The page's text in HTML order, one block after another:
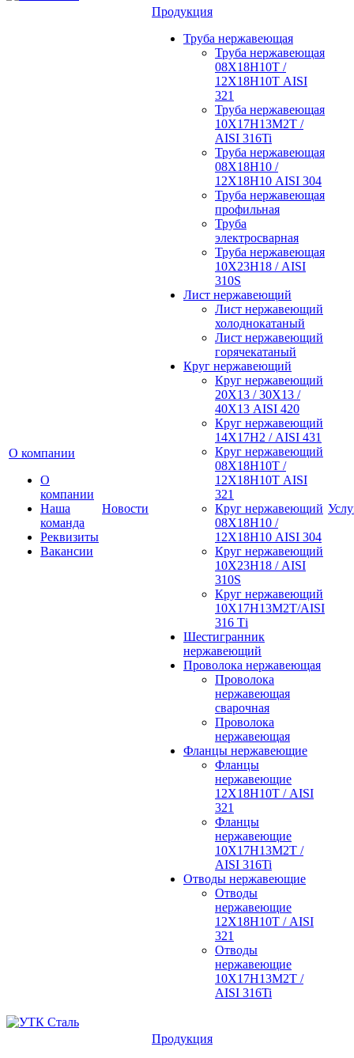
О компании
О
компании
Наша
команда
Реквизиты
Вакансии
Новости
Продукция
Труба нержавеющая
Труба нержавеющая
08Х18Н10Т /
12Х18Н10Т AISI
321
Труба нержавеющая
10Х17Н13М2Т /
AISI 316Ti
Труба нержавеющая
08Х18Н10 /
12Х18Н10 AISI 304
Труба нержавеющая
профильная
Труба
электросварная
Труба нержавеющая
10Х23Н18 / AISI
310S
Лист нержавеющий
Лист нержавеющий
холоднокатаный
Лист нержавеющий
горячекатаный
Круг нержавеющий
Круг нержавеющий
20Х13 / 30Х13 /
40Х13 AISI 420
Круг нержавеющий
14Х17Н2 / AISI 431
Круг нержавеющий
08Х18Н10Т /
12Х18Н10Т AISI
321
Круг нержавеющий
08Х18Н10 /
12Х18Н10 AISI 304
Круг нержавеющий
10Х23Н18 / AISI
310S
Круг нержавеющий
10Х17Н13М2Т/AISI
316 Тi
Шестигранник
нержавеющий
Проволока нержавеющая
Проволока
нержавеющая
сварочная
Проволока
нержавеющая
Фланцы нержавеющие
Фланцы
нержавеющие
12Х18Н10Т / AISI
321
Фланцы
нержавеющие
10Х17Н13М2Т /
AISI 316Ti
Отводы нержавеющие
Отводы
нержавеющие
12Х18Н10Т / AISI
321
Отводы
нержавеющие
10Х17Н13М2Т /
AISI 316Ti
Продукция